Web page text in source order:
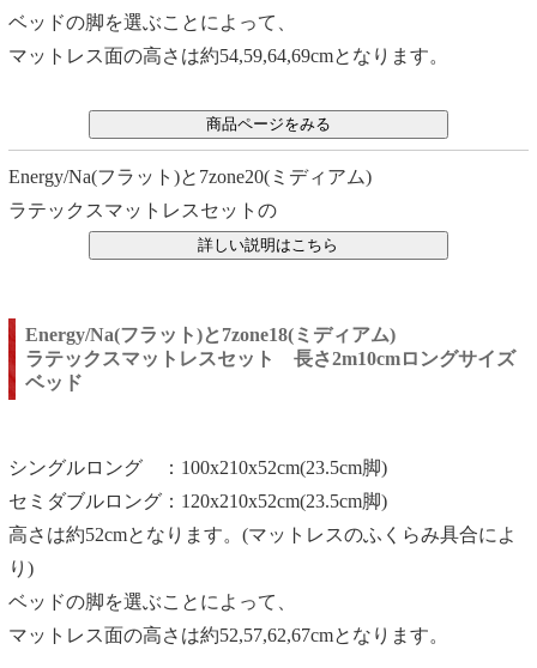
ベッドの脚を選ぶことによって、
マットレス面の高さは約54,59,64,69cmとなります。
Energy/Na(フラット)と7zone20(ミディアム)
ラテックスマットレスセットの
Energy/Na(フラット)と7zone18(ミディアム)
ラテックスマットレスセット 長さ2m10cmロングサイズ
ベッド
シングルロング ：100x210x52cm(23.5cm脚)
セミダブルロング：120x210x52cm(23.5cm脚)
高さは約52cmとなります。(マットレスのふくらみ具合によ
り)
ベッドの脚を選ぶことによって、
マットレス面の高さは約52,57,62,67cmとなります。